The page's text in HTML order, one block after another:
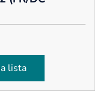
lista